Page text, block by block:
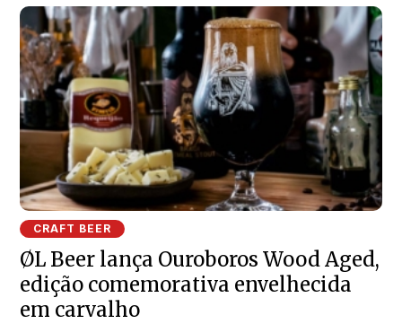
CRAFT BEER
ØL Beer lança Ouroboros Wood Aged,
edição comemorativa envelhecida
em carvalho